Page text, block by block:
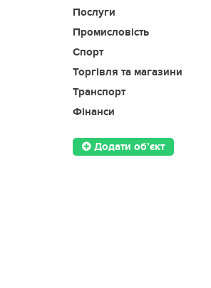
Послуги
Промисловість
Спорт
Торгівля та магазини
Транспорт
Фінанси
Додати об’єкт